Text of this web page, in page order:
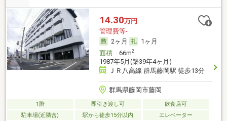
14.30万円
管理費等-
2ヶ月
1ヶ月
面積66m2
1987年5月(築39年4ヶ月)
ＪＲ八高線 群馬藤岡駅 徒歩13分
群馬県藤岡市藤岡
1階 即引き渡し可
飲食店可
駐車場(近隣含)
駅から徒歩15分以内 エレベーター